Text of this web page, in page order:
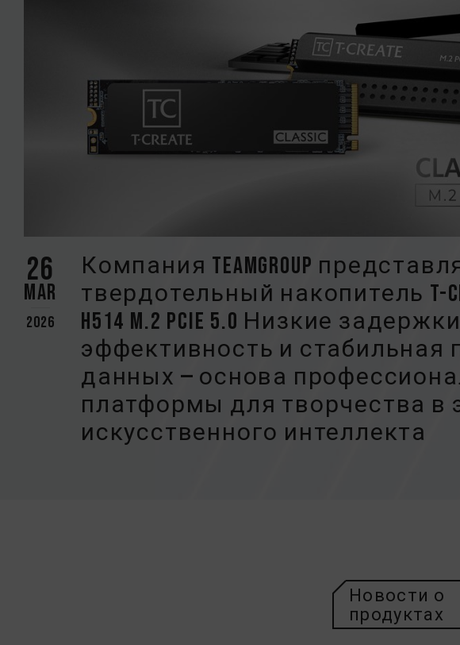
26
Mar
2026
Компания TEAMGROUP
твердотельный накопитель T-
H514 M.2 PCIe 5.0 Низкие
эффективность и стабильная
данных — основа
платформы для творчества в
искусственного интеллекта
Новости о
продуктах